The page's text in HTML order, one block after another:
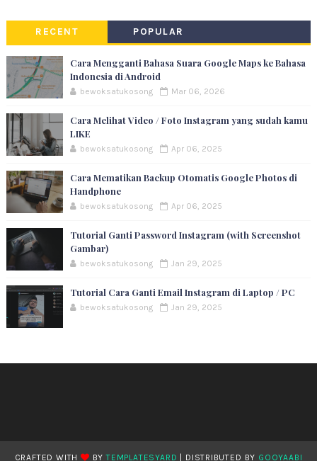
RECENT POPULAR
Cara Mengganti Bahasa Suara Google Maps ke Bahasa
Indonesia di Android
bewoksatukosong Mar 06, 2026
Cara Melihat Video / Foto Instagram yang sudah kamu
LIKE
bewoksatukosong Apr 06, 2025
Cara Mematikan Backup Otomatis Google Photos di
Handphone
bewoksatukosong Apr 06, 2025
Tutorial Ganti Password Instagram (with Screenshot
Gambar)
bewoksatukosong Jan 29, 2025
Tutorial Cara Ganti Email Instagram di Laptop / PC
bewoksatukosong Jan 29, 2025
CRAFTED WITH BYTEMPLATESYARD | DISTRIBUTED BY GOOYAABI